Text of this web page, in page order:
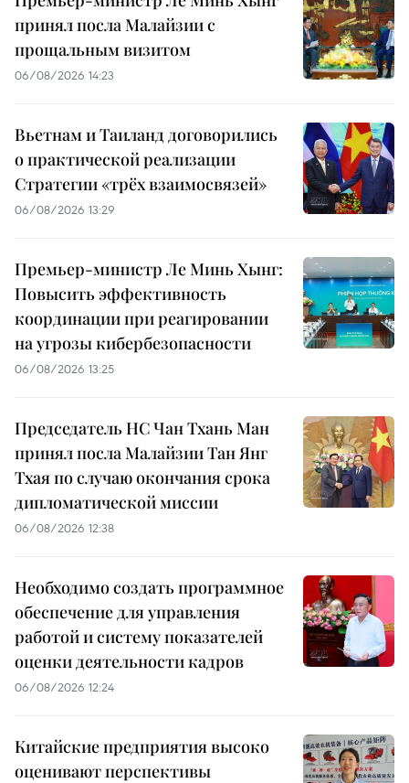
принял посла Малайзии с
прощальным визитом
06/08/2026 14:23
Вьетнам и Таиланд договорились
о практической реализации
Стратегии «трёх взаимосвязей»
06/08/2026 13:29
Премьер-министр Ле Минь Хынг:
Повысить эффективность
координации при реагировании
на угрозы кибербезопасности
06/08/2026 13:25
Председатель НС Чан Тхань Ман
принял посла Малайзии Тан Янг
Тхая по случаю окончания срока
дипломатической миссии
06/08/2026 12:38
Необходимо создать программное
обеспечение для управления
работой и систему показателей
оценки деятельности кадров
06/08/2026 12:24
Китайские предприятия высоко
оценивают перспективы